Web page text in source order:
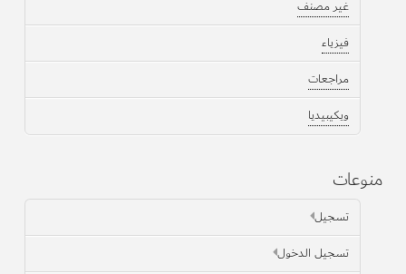
غير مصنف
فيزياء
مراجعات
ويكيبيديا
منوعات
تسجيل
تسجيل الدخول